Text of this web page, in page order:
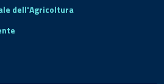
dell'Agricoltura